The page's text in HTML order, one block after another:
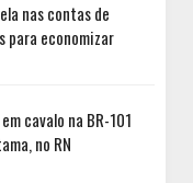
nas contas de
para economizar
cavalo na BR-101
no RN